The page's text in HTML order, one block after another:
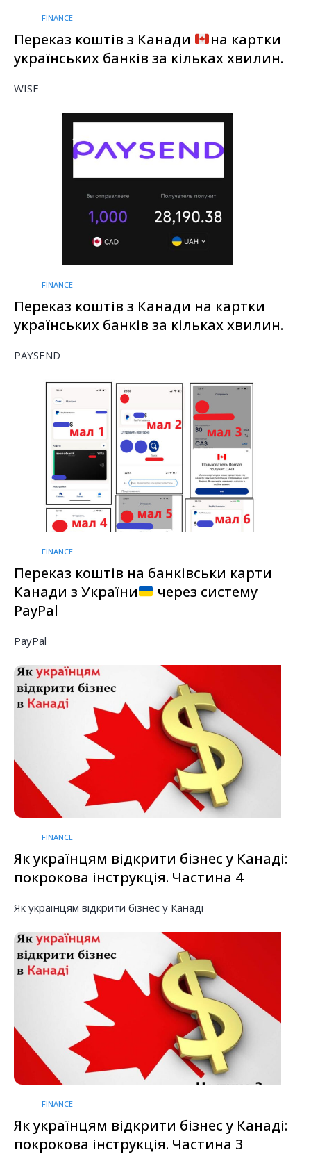
FINANCE
Переказ коштів з Канади
на картки
українських банків за кільках хвилин.
WISE
FINANCE
Переказ коштів з Канади на картки
українських банків за кільках хвилин.
PAYSEND
FINANCE
Переказ коштів на банківськи карти
Канади з України
через систему
PayPal
PayPal
FINANCE
Як українцям відкрити бізнес у Канаді:
покрокова інструкція. Частина 4
Як українцям відкрити бізнес у Канаді
FINANCE
Як українцям відкрити бізнес у Канаді:
покрокова інструкція. Частина 3